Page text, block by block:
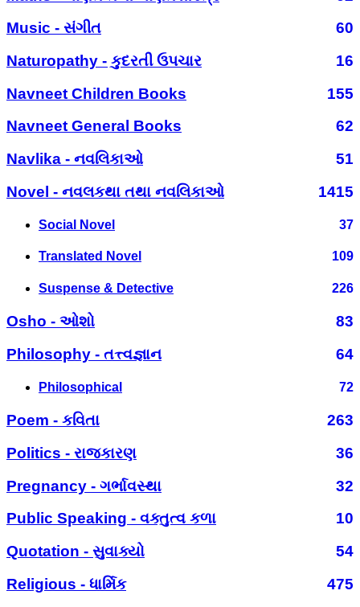
Music - સંગીત
60
Naturopathy - કુદરતી ઉપચાર
16
Navneet Children Books
155
Navneet General Books
62
Navlika - નવલિકાઓ
51
Novel - નવલકથા તથા નવલિકાઓ
1415
Social Novel 37
Translated Novel 109
Suspense & Detective 226
Osho - ઓશો
83
Philosophy - તત્ત્વજ્ઞાન
64
Philosophical 72
Poem - કવિતા
263
Politics - રાજકારણ
36
Pregnancy - ગર્ભાવસ્થા
32
Public Speaking - વક્તુત્વ કળા
10
Quotation - સુવાક્યો
54
Religious - ધાર્મિક
475